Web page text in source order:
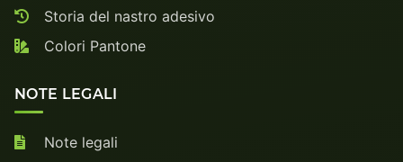
Storia del nastro adesivo
Colori Pantone
NOTE LEGALI
Note legali